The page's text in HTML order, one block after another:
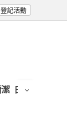
登記活動
日用/紙品